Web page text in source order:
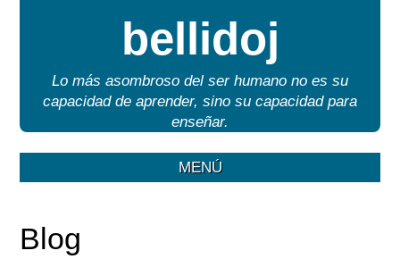
bellidoj
Lo más asombroso del ser humano no es su
capacidad de aprender, sino su capacidad para
enseñar.
MENÚ
Blog